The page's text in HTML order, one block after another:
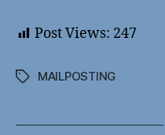
Post Views: 247
Schlagwörter
MAILPOSTING